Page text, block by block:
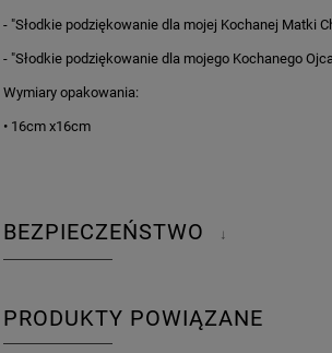
- "Słodkie podziękowanie dla mojej Kochanej Matki
- "Słodkie podziękowanie dla mojego Kochanego
Wymiary opakowania:
• 16cm x16cm
BEZPIECZEŃSTWO ↓
PRODUKTY POWIĄZANE